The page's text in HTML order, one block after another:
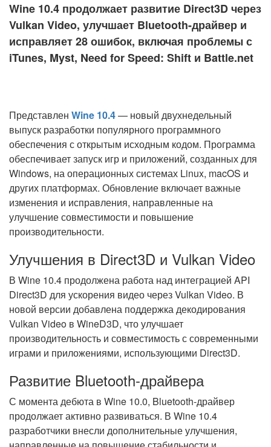
Wine 10.4 продолжает развитие Direct3D через
Vulkan Video, улучшает Bluetooth-драйвер и
исправляет 28 ошибок, включая проблемы с
iTunes, Myst, Need for Speed: Shift и Battle.net
Представлен Wine 10.4— новый двухнедельный
выпуск разработки популярного программного
обеспечения с открытым исходным кодом. Программа
обеспечивает запуск игр и приложений, созданных для
Windows, на операционных системах Linux, macOS и
других платформах. Обновление включает важные
изменения и исправления, направленные на
улучшение совместимости и повышение
производительности.
Улучшения в Direct3D и Vulkan Video
В Wine 10.4 продолжена работа над интеграцией API
Direct3D для ускорения видео через Vulkan Video. В
новой версии добавлена поддержка декодирования
Vulkan Video в WineD3D, что улучшает
производительность и совместимость с современными
играми и приложениями, использующими Direct3D.
Развитие Bluetooth-драйвера
С момента дебюта в Wine 10.0, Bluetooth-драйвер
продолжает активно развиваться. В Wine 10.4
разработчики внесли дополнительные улучшения,